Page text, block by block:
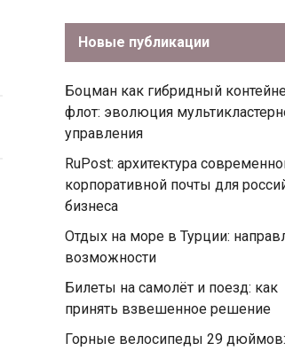
Новые публикации
Боцман как гибридный
флот: эволюция
управления
RuPost: архитектура
корпоративной почты для
бизнеса
Отдых на море в Турции:
возможности
Билеты на самолёт и поезд: как
принять взвешенное решение
Горные велосипеды 29 дюймов: